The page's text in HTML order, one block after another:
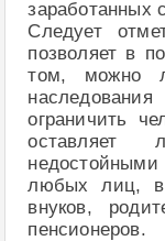
заработанных
Следует
позволяет в
том, можно
ограничить
оставляет
любых лиц, в
внуков,
пенсионеров.